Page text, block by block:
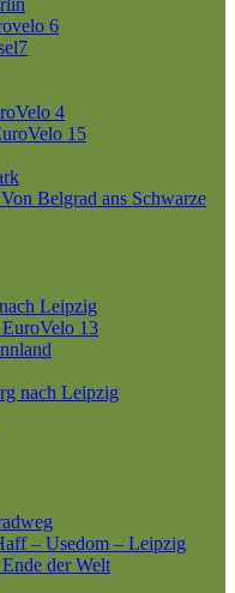
6
4
15
Belgrad ans Schwarze
Leipzig
EuroVelo 13
nach Leipzig
– Usedom – Leipzig
der Welt